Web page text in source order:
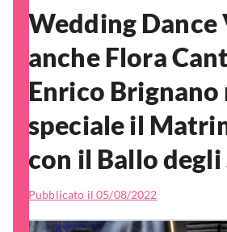
Wedding Dance
anche Flora
Enrico
speciale il
con il Ballo degli
Pubblicato il05/08/2022